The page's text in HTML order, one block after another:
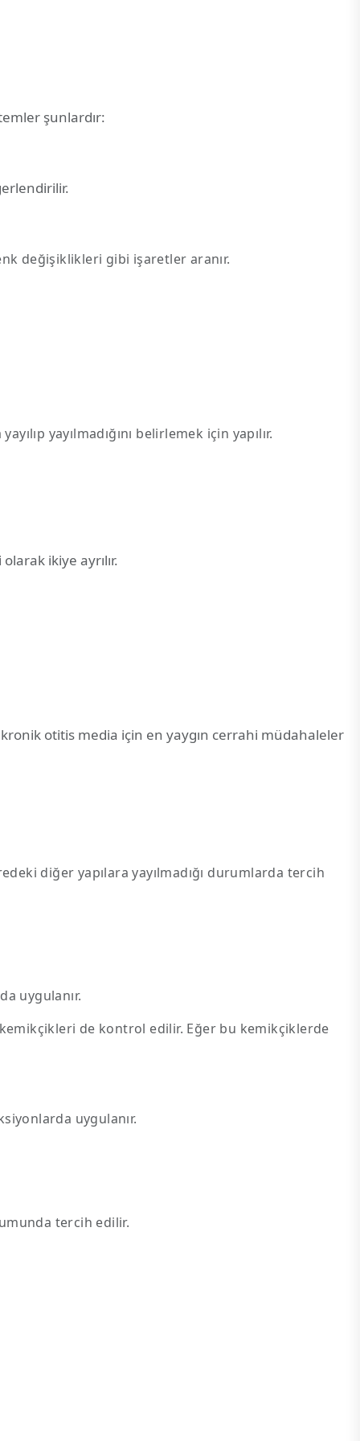
şunlardır:
değişiklikleri gibi işaretler aranır.
yayılmadığını belirlemek için yapılır.
ikiye ayrılır.
otitis media için en yaygın cerrahi müdahaleler
diğer yapılara yayılmadığı durumlarda tercih
uygulanır.
de kontrol edilir. Eğer bu kemikçiklerde
uygulanır.
tercih edilir.